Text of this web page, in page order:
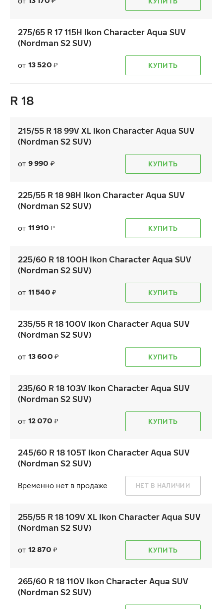
275/65 R 17 115H Ikon Character Aqua SUV
(Nordman S2 SUV)
от 13 520 ₽ КУПИТЬ
R 18
215/55 R 18 99V XL Ikon Character Aqua SUV
(Nordman S2 SUV)
от 9 990 ₽ КУПИТЬ
225/55 R 18 98H Ikon Character Aqua SUV
(Nordman S2 SUV)
от 11 910 ₽ КУПИТЬ
225/60 R 18 100H Ikon Character Aqua SUV
(Nordman S2 SUV)
от 11 540 ₽ КУПИТЬ
235/55 R 18 100V Ikon Character Aqua SUV
(Nordman S2 SUV)
от 13 600 ₽ КУПИТЬ
235/60 R 18 103V Ikon Character Aqua SUV
(Nordman S2 SUV)
от 12 070 ₽ КУПИТЬ
245/60 R 18 105T Ikon Character Aqua SUV
(Nordman S2 SUV)
Временно нет в продаже НЕТ В НАЛИЧИИ
255/55 R 18 109V XL Ikon Character Aqua SUV
(Nordman S2 SUV)
от 12 870 ₽ КУПИТЬ
265/60 R 18 110V Ikon Character Aqua SUV
(Nordman S2 SUV)